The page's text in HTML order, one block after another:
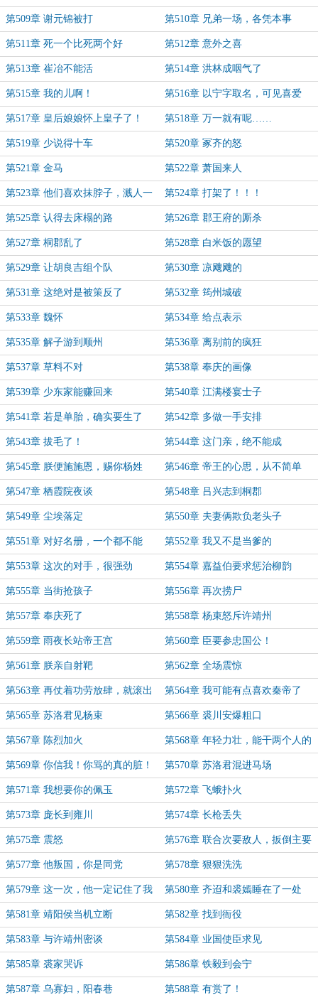
第509章 谢元锦被打 第510章 兄弟一场，各凭本事
第511章 死一个比死两个好 第512章 意外之喜
第513章 崔冶不能活 第514章 洪林成咽气了
第515章 我的儿啊！ 第516章 以宁字取名，可见喜爱
第517章 皇后娘娘怀上皇子了！ 第518章 万一就有呢……
第519章 少说得十车 第520章 冢齐的怒
第521章 金马 第522章 萧国来人
第523章 他们喜欢抹脖子，溅人一
身血
第524章 打架了！！！
第525章 认得去床榻的路 第526章 郡王府的厮杀
第527章 桐郡乱了 第528章 白米饭的愿望
第529章 让胡良吉组个队 第530章 凉飕飕的
第531章 这绝对是被策反了 第532章 筠州城破
第533章 魏怀 第534章 给点表示
第535章 解子游到顺州 第536章 离别前的疯狂
第537章 草料不对 第538章 奉庆的画像
第539章 少东家能赚回来 第540章 江满楼宴士子
第541章 若是单胎，确实要生了 第542章 多做一手安排
第543章 拔毛了！ 第544章 这门亲，绝不能成
第545章 朕便施施恩，赐你杨姓 第546章 帝王的心思，从不简单
第547章 栖霞院夜谈 第548章 吕兴志到桐郡
第549章 尘埃落定 第550章 夫妻俩欺负老头子
第551章 对好名册，一个都不能
漏！
第552章 我又不是当爹的
第553章 这次的对手，很强劲 第554章 嘉益伯要求惩治柳韵
第555章 当街抢孩子 第556章 再次捞尸
第557章 奉庆死了 第558章 杨束怒斥许靖州
第559章 雨夜长站帝王宫 第560章 臣要参忠国公！
第561章 朕亲自射靶 第562章 全场震惊
第563章 再仗着功劳放肆，就滚出
会宁！
第564章 我可能有点喜欢秦帝了
第565章 苏洛君见杨束 第566章 裘川安爆粗口
第567章 陈烈加火 第568章 年轻力壮，能干两个人的
活
第569章 你信我！你骂的真的脏！ 第570章 苏洛君混进马场
第571章 我想要你的佩玉 第572章 飞蛾扑火
第573章 庞长到雍川 第574章 长枪丢失
第575章 震怒 第576章 联合次要敌人，扳倒主要
敌人
第577章 他叛国，你是同党 第578章 狠狠洗洗
第579章 这一次，他一定记住了我 第580章 齐迢和裘嫣睡在了一处
第581章 靖阳侯当机立断 第582章 找到衙役
第583章 与许靖州密谈 第584章 业国使臣求见
第585章 裘家哭诉 第586章 铁毅到会宁
第587章 乌寡妇，阳春巷 第588章 有赏了！